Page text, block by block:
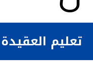
تعليم